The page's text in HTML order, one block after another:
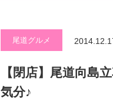
尾道グルメ
【閉店】尾道向島
気分♪